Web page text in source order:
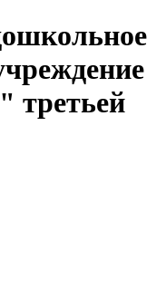
третьей